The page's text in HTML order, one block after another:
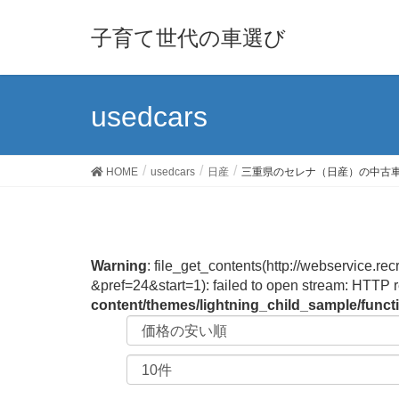
子育て世代の車選び
usedcars
HOME usedcars 日産 三重県のセレナ（日産）の中古
Warning: file_get_contents(http://
&pref=24&start=1): failed to open stream:
content/themes/lightning_child_sample/